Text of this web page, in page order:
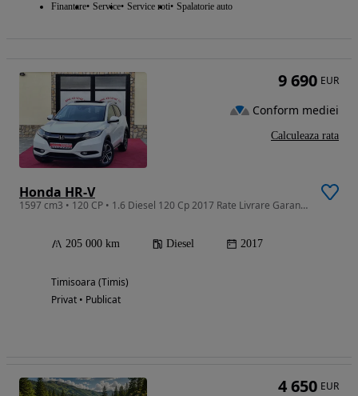
Finantare Service Service roti Spalatorie auto
Honda HR-V
1597 cm3 • 120 CP • 1.6 Diesel 120 Cp 2017 Rate Livrare Garantie
205 000 km Diesel 2017
Timisoara (Timis)
Privat • Publicat
9 690 EUR
Conform mediei
Calculeaza rata
4 650 EUR